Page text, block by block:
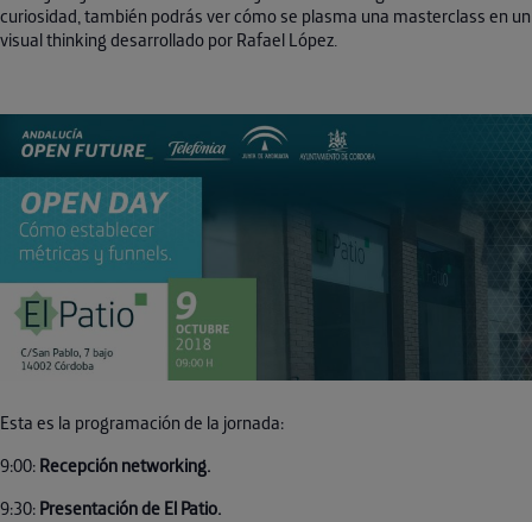
curiosidad, también podrás ver cómo se plasma una masterclass en un
visual thinking desarrollado por Rafael López.
Esta es la programación de la jornada:
9:00: Recepción networking.
9:30: Presentación de El Patio.